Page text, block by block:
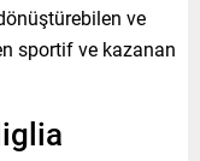
ve
sportif ve kazanan